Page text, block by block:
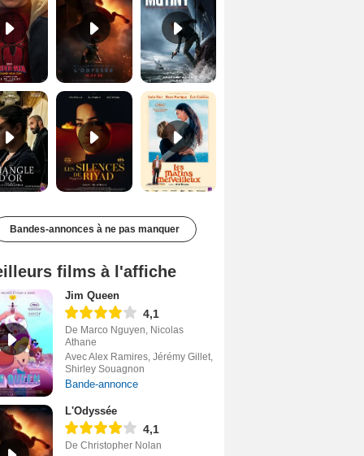
Les Silences de Riyad Bande-annonce VO STFR Les Matins merveilleux Bande-annonce VF
Bandes-annonces à ne pas manquer
films à l'affiche
Jim Queen
4,1
De Marco Nguyen, Nicolas
Athane
Avec Alex Ramires, Jérémy Gillet,
Shirley Souagnon
Bande-annonce
L'Odyssée
4,1
De Christopher Nolan